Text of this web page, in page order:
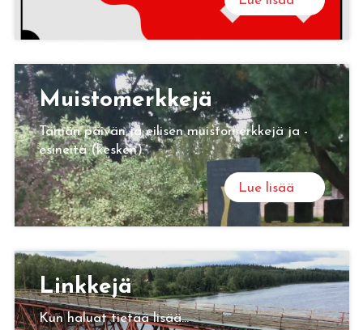
Muis­to­merk­ke­jä
Tämän päivän ja eilisen muistomerkkejä ja -
esineitä (kesken)
Lue lisää
Link­ke­jä
Kun haluat tietää lisää...